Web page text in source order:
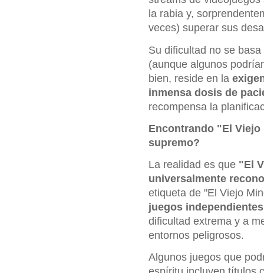
la rabia y,
veces) superar sus
Su dificultad no se
(aunque algunos
bien, reside en la
inmensa dosis de
recompensa la
Encontrando "El
supremo?
La realidad es que "El
universalmente
etiqueta de "El Viejo
juegos
dificultad extrema y a
entornos peligrosos.
Algunos juegos que